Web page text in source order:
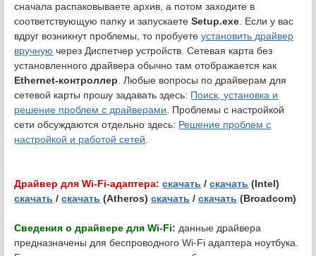
сначала распаковываете архив, а потом заходите в
соответствующую папку и запускаетеSetup.exe . Если у вас
вдруг возникнут проблемы, то пробуетеустановить драйвер
вручную через Диспетчер устройств. Сетевая карта без
установленного драйвера обычно там отображается как
Ethernet-контроллер . Любые вопросы по драйверам для
сетевой карты прошу задавать здесь: Поиск, установка и
решение проблем с драйверами . Проблемы с настройкой
сети обсуждаются отдельно здесь: Решение проблем с
настройкой и работой сетей
Драйвер для Wi-Fi-адаптера: скачать /скачать (Intel)
скачать /скачать (Atheros)скачать /скачать (Broadcom)
Сведения о драйвере для Wi-Fi: данные драйвера
предназначены для беспроводного Wi-Fi адаптера ноутбука.